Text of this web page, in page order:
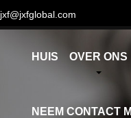
jxf@jxfglobal.com
HUIS OVER ONS
NEEM CONTACT